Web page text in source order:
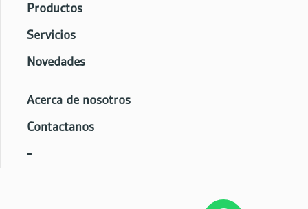
Productos
Servicios
Novedades
Acerca de nosotros
Contactanos
-